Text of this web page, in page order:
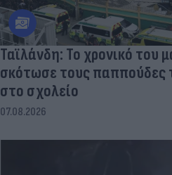
Ταϊλάνδη: Το χρονικό του
σκότωσε τους παππούδες
στο σχολείο
07.08.2026